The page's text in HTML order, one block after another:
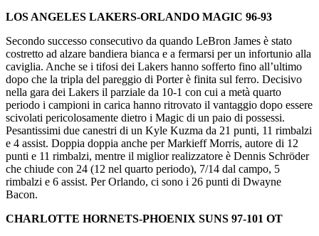
LOS ANGELES LAKERS-ORLANDO MAGIC 96-93
Secondo successo consecutivo da quando LeBron James è stato
costretto ad alzare bandiera bianca e a fermarsi per un infortunio alla
caviglia. Anche se i tifosi dei Lakers hanno sofferto fino all’ultimo
dopo che la tripla del pareggio di Porter è finita sul ferro. Decisivo
nella gara dei Lakers il parziale da 10-1 con cui a metà quarto
periodo i campioni in carica hanno ritrovato il vantaggio dopo essere
scivolati pericolosamente dietro i Magic di un paio di possessi.
Pesantissimi due canestri di un Kyle Kuzma da 21 punti, 11 rimbalzi
e 4 assist. Doppia doppia anche per Markieff Morris, autore di 12
punti e 11 rimbalzi, mentre il miglior realizzatore è Dennis Schröder
che chiude con 24 (12 nel quarto periodo), 7/14 dal campo, 5
rimbalzi e 6 assist. Per Orlando, ci sono i 26 punti di Dwayne
Bacon.
CHARLOTTE HORNETS-PHOENIX SUNS 97-101 OT